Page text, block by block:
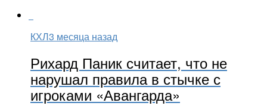
КХЛ3 месяца назад
Рихард Паник считает, что не
нарушал правила в стычке с
игроками «Авангарда»